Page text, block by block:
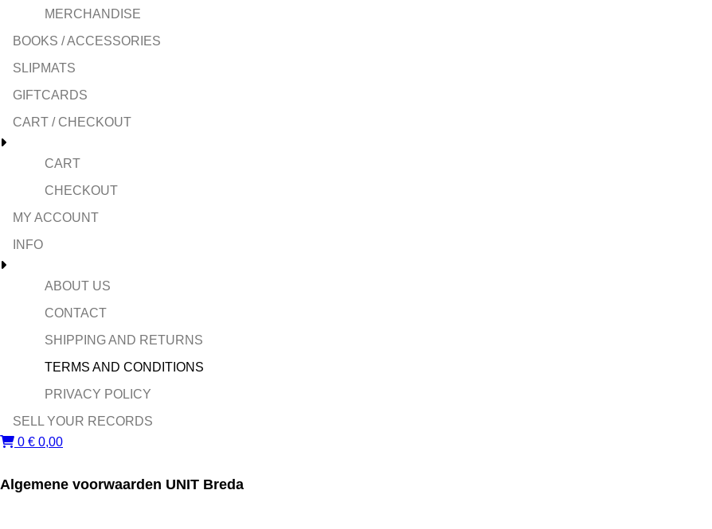
MERCHANDISE
BOOKS / ACCESSORIES
SLIPMATS
GIFTCARDS
CART / CHECKOUT
CART
CHECKOUT
MY ACCOUNT
INFO
ABOUT US
CONTACT
SHIPPING AND RETURNS
TERMS AND CONDITIONS
PRIVACY POLICY
SELL YOUR RECORDS
0 € 0,00
Algemene voorwaarden UNIT Breda